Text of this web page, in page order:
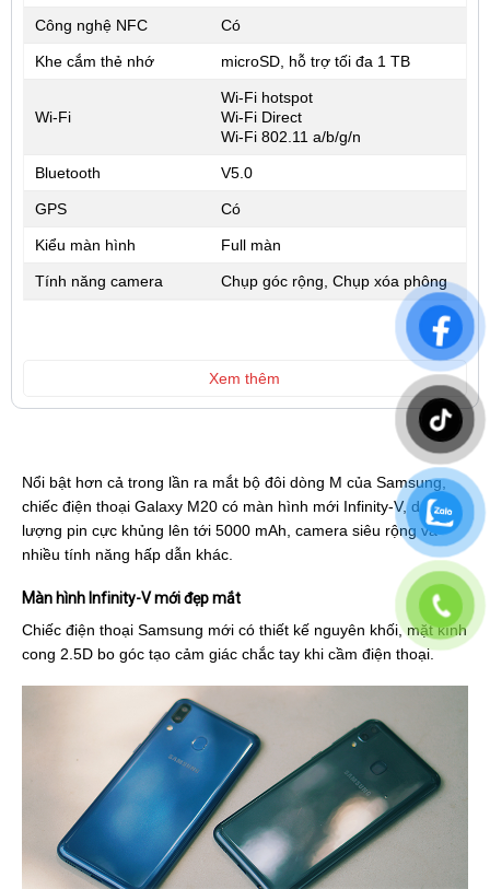
Nổi bật hơn cả trong lần ra mắt bộ đôi dòng M của Samsung,
chiếc điện thoại Galaxy M20 có màn hình mới Infinity-V, dung
lượng pin cực khủng lên tới 5000 mAh, camera siêu rộng và
nhiều tính năng hấp dẫn khác.
Màn hình Infinity-V mới đẹp mắt
Chiếc điện thoại Samsung mới có thiết kế nguyên khối, mặt kính
cong 2.5D bo góc tạo cảm giác chắc tay khi cầm điện thoại.
Công nghệ NFC Có
Khe cắm thẻ nhớ microSD, hỗ trợ tối đa 1 TB
Wi-Fi
Wi-Fi hotspot
Wi-Fi Direct
Wi-Fi 802.11 a/b/g/n
Bluetooth V5.0
GPS Có
Kiểu màn hình Full màn
Tính năng camera Chụp góc rộng, Chụp xóa phông
Xem thêm